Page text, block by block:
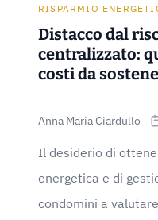
RISPARMIO
Distacco dal
centralizzato:
costi da
Anna Maria Ciardullo
Il desiderio di
energetica e di
condomini a